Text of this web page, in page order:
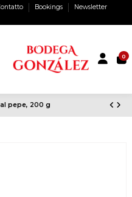
Bookings
Newsletter
0
pepe, 200 g